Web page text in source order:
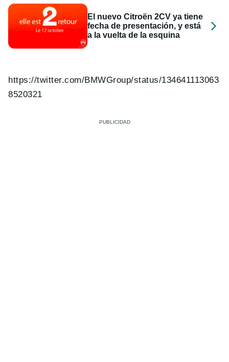
El nuevo Citroën 2CV ya tiene
fecha de presentación, y está
a la vuelta de la esquina
https://twitter.com/BMWGroup/status/134641113063
8520321